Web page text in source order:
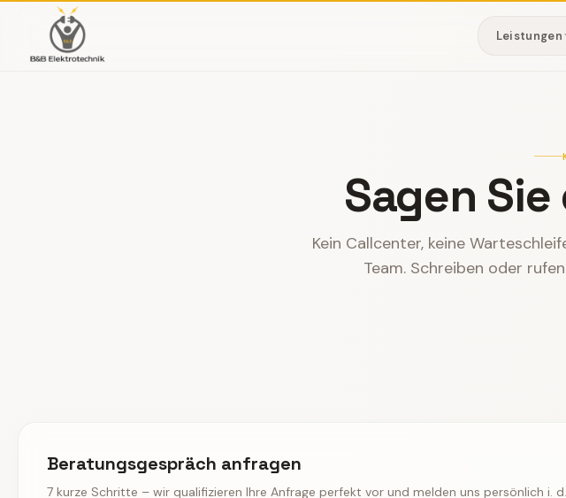
Leistungen
Sagen
Kein Callcenter, keine
Team. Schreiben oder
Beratungsgespräch anfragen
7 kurze Schritte – wir qualifizieren Ihre Anfrage perfekt vor und melden uns persönlich i.